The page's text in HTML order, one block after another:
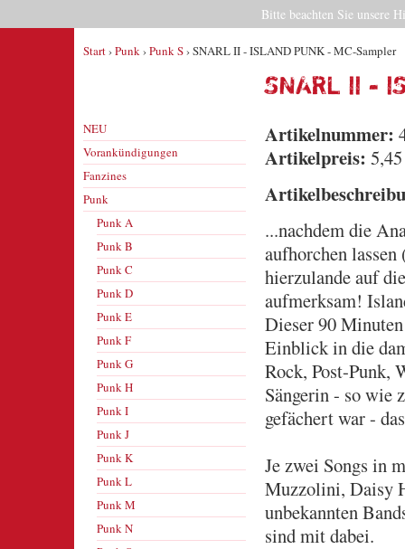
Start›Punk›Punk S› SNARL II - ISLAND PUNK - MC-Sampler
SNARL II -
NEU
Vorankündigungen
Fanzines
Punk
Punk A
Punk B
Punk C
Punk D
Punk E
Punk F
Punk G
Punk H
Punk I
Punk J
Punk K
Punk L
Punk M
Punk N
Artikelnummer:
Artikelpreis:
...nachdem die
aufhorchen
hierzulande auf
aufmerksam!
Dieser 90
Einblick in die
Rock, Post-Punk,
Sängerin - so wie
gefächert war -
Je zwei Songs in
Muzzolini, Daisy
unbekannten
sind mit dabei.
Bitte beachten Sie unsere